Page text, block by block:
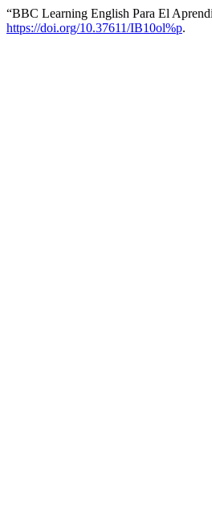
“BBC Learning English Para El
https://doi.org/10.37611/IB10ol%p.